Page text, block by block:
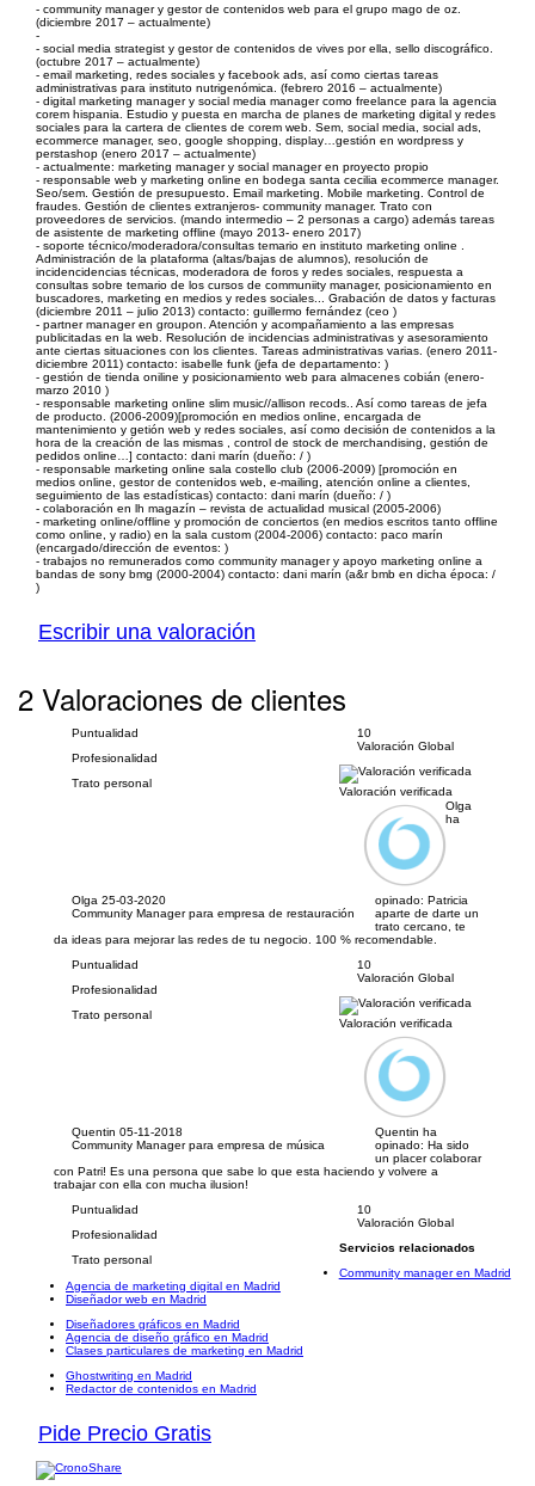
- community manager y gestor de contenidos web para el grupo mago de oz.
(diciembre 2017 – actualmente)
-
- social media strategist y gestor de contenidos de vives por ella, sello discográfico.
(octubre 2017 – actualmente)
- email marketing, redes sociales y facebook ads, así como ciertas tareas
administrativas para instituto nutrigenómica. (febrero 2016 – actualmente)
- digital marketing manager y social media manager como freelance para la agencia
corem hispania. Estudio y puesta en marcha de planes de marketing digital y redes
sociales para la cartera de clientes de corem web. Sem, social media, social ads,
ecommerce manager, seo, google shopping, display…gestión en wordpress y
perstashop (enero 2017 – actualmente)
- actualmente: marketing manager y social manager en proyecto propio
- responsable web y marketing online en bodega santa cecilia ecommerce manager.
Seo/sem. Gestión de presupuesto. Email marketing. Mobile marketing. Control de
fraudes. Gestión de clientes extranjeros- community manager. Trato con
proveedores de servicios. (mando intermedio – 2 personas a cargo) además tareas
de asistente de marketing offline (mayo 2013- enero 2017)
- soporte técnico/moderadora/consultas temario en instituto marketing online .
Administración de la plataforma (altas/bajas de alumnos), resolución de
incidencidencias técnicas, moderadora de foros y redes sociales, respuesta a
consultas sobre temario de los cursos de communiity manager, posicionamiento en
buscadores, marketing en medios y redes sociales... Grabación de datos y facturas
(diciembre 2011 – julio 2013) contacto: guillermo fernández (ceo )
- partner manager en groupon. Atención y acompañamiento a las empresas
publicitadas en la web. Resolución de incidencias administrativas y asesoramiento
ante ciertas situaciones con los clientes. Tareas administrativas varias. (enero 2011-
diciembre 2011) contacto: isabelle funk (jefa de departamento: )
- gestión de tienda oniline y posicionamiento web para almacenes cobián (enero-
marzo 2010 )
- responsable marketing online slim music//allison recods.. Así como tareas de jefa
de producto. (2006-2009)[promoción en medios online, encargada de
mantenimiento y getión web y redes sociales, así como decisión de contenidos a la
hora de la creación de las mismas , control de stock de merchandising, gestión de
pedidos online…] contacto: dani marín (dueño: / )
- responsable marketing online sala costello club (2006-2009) [promoción en
medios online, gestor de contenidos web, e-mailing, atención online a clientes,
seguimiento de las estadísticas) contacto: dani marín (dueño: / )
- colaboración en lh magazín – revista de actualidad musical (2005-2006)
- marketing online/offline y promoción de conciertos (en medios escritos tanto offline
como online, y radio) en la sala custom (2004-2006) contacto: paco marín
(encargado/dirección de eventos: )
- trabajos no remunerados como community manager y apoyo marketing online a
bandas de sony bmg (2000-2004) contacto: dani marín (a&r bmb en dicha época: /
)
Escribir una valoración
2 Valoraciones de clientes
Puntualidad
Profesionalidad
Trato personal
10
Valoración Global
Valoración verificada
Olga 25-03-2020
Community Manager para empresa de restauración
Olga
ha
opinado: Patricia
aparte de darte un
trato cercano, te
da ideas para mejorar las redes de tu negocio. 100 % recomendable.
Puntualidad
Profesionalidad
Trato personal
10
Valoración Global
Valoración verificada
Quentin 05-11-2018
Community Manager para empresa de música
Quentin ha
opinado: Ha sido
un placer colaborar
con Patri! Es una persona que sabe lo que esta haciendo y volvere a
trabajar con ella con mucha ilusion!
Puntualidad
Profesionalidad
Trato personal
10
Valoración Global
Servicios relacionados
Community manager en Madrid
Agencia de marketing digital en Madrid
Diseñador web en Madrid
Diseñadores gráficos en Madrid
Agencia de diseño gráfico en Madrid
Clases particulares de marketing en Madrid
Ghostwriting en Madrid
Redactor de contenidos en Madrid
Pide Precio Gratis